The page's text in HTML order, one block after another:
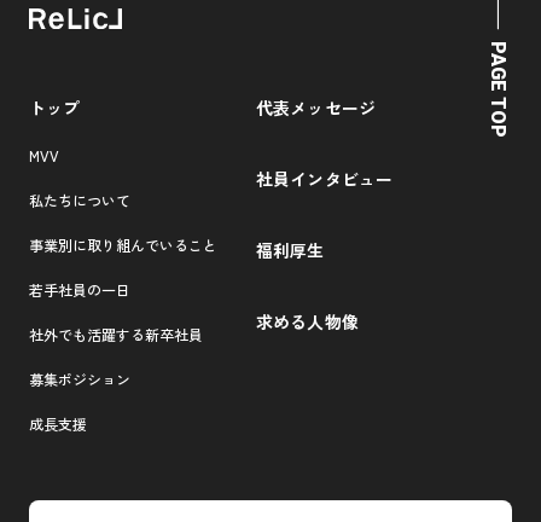
PAGE TOP
トップ
MVV
私たちについて
事業別に取り組んでいること
若手社員の一日
社外でも活躍する新卒社員
募集ポジション
成長支援
代表メッセージ
社員インタビュー
福利厚生
求める人物像